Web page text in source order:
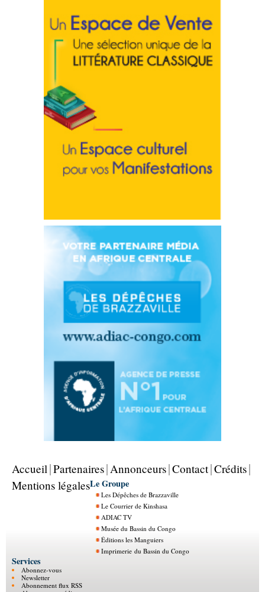
Accueil Partenaires Annonceurs Contact Crédits
Mentions légalesLe Groupe
Les Dépêches de Brazzaville
Le Courrier de Kinshasa
ADIAC TV
Musée du Bassin du Congo
Éditions les Manguiers
Imprimerie du Bassin du Congo
Services
Abonnez-vous
Newsletter
Abonnement flux RSS